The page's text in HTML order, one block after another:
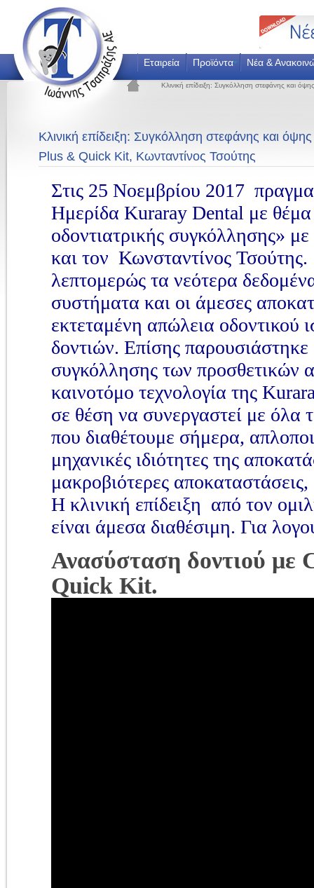
Εταιρεία Προϊόντα Νέα &
Κλινική επίδειξη: Συγκόλληση στεφάνης και
Κλινική επίδειξη: Συγκόλληση στεφάνης και
Plus & Quick Kit, Κωνταντίνος Τσούτης
Στις 25 Νοεμβρίου 2017
Ημερίδα Kuraray Dental με
οδοντιατρικής συγκόλλησης»
και τον Κωνσταντίνος
λεπτομερώς τα νεότερα
συστήματα και οι άμεσες
εκτεταμένη απώλεια οδοντικού
δοντιών. Επίσης
συγκόλλησης των προσθετικών
καινοτόμο τεχνολογία της
σε θέση να συνεργαστεί με όλα
που διαθέτουμε σήμερα,
μηχανικές ιδιότητες της
μακροβιότερες
Η κλινική επίδειξη από τον
είναι άμεσα διαθέσιμη. Για
Ανασύσταση δοντιού
Quick Kit.